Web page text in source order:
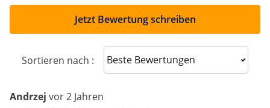
Jetzt Bewertung schreiben
Sortieren nach : Sort reviews
Andrzej vor 2 Jahren